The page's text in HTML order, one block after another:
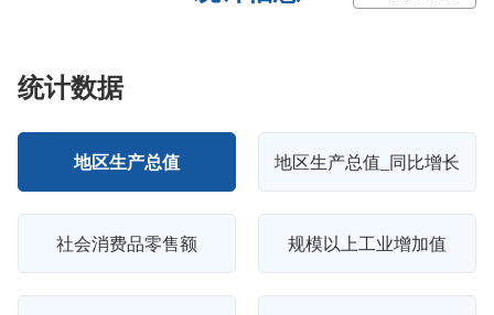
统计数据
地区生产总值 地区生产总值_同比增长
社会消费品零售额 规模以上工业增加值